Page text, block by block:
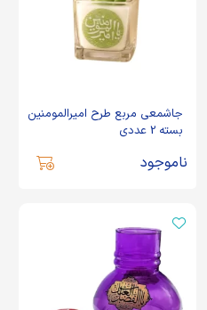
جاشمعی مربع طرح امیرالمومنین
بسته 2 عددی
ناموجود